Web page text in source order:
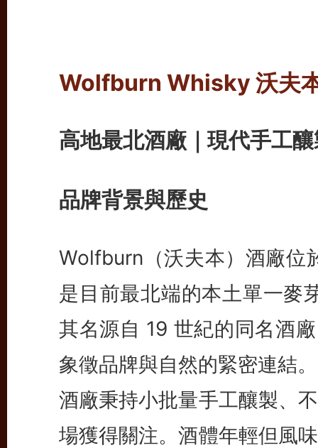
Wolfburn Whisky 沃夫
高地最北酒廠｜現代手工
品牌背景與歷史
Wolfburn（沃夫本）酒廠位
是目前最北端的本土單一麥
其名源自 19 世紀的同名酒
象徵品牌與自然的緊密連結。
酒廠秉持小批量手工釀製、
場獲得關注。酒體年輕但風